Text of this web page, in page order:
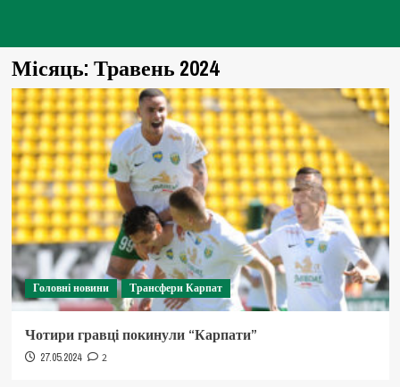
Місяць: Травень 2024
Головні новини Трансфери Карпат
Чотири гравці покинули “Карпати”
27.05.2024 2